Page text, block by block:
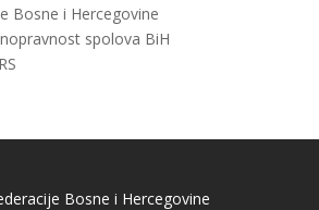
Bosne i Hercegovine
spolova BiH
Bosne i Hercegovine